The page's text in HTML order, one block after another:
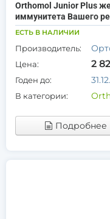
Orthomol Junior Plus
иммунитета Вашего
ЕСТЬ В НАЛИЧИИ
Производитель:
Цена: 2
Годен до:
В категории:
Подробнее